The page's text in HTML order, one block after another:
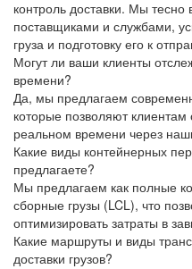
контроль доставки. Мы
поставщиками и службами,
груза и подготовку его к
Могут ли ваши клиенты
времени?
Да, мы предлагаем
которые позволяют клиентам
реальном времени через
Какие виды контейнерных
предлагаете?
Мы предлагаем как полные
сборные грузы (LCL), что
оптимизировать затраты в
Какие маршруты и виды
доставки грузов?